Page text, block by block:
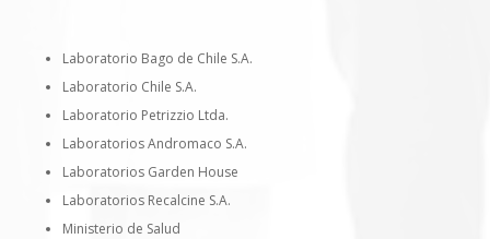
Laboratorio Bago de Chile S.A.
Laboratorio Chile S.A.
Laboratorio Petrizzio Ltda.
Laboratorios Andromaco S.A.
Laboratorios Garden House
Laboratorios Recalcine S.A.
Ministerio de Salud